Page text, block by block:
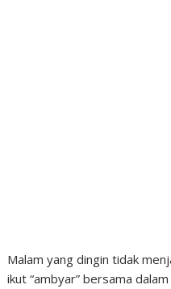
Malam yang dingin tidak
ikut “ambyar” bersama